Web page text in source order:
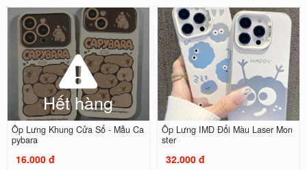
Hết hàng
Ốp Lưng Khung Cửa Sổ - Mẫu Ca
pybara
16.000 đ
Ốp Lưng IMD Đổi Màu Laser Mon
ster
32.000 đ